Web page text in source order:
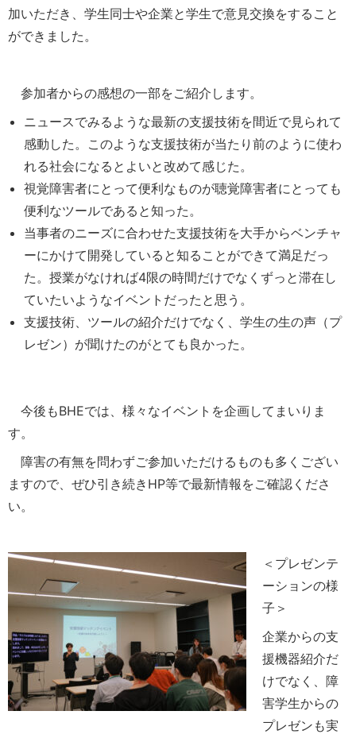
加いただき、学生同士や企業と学生で意見交換をすること
ができました。
参加者からの感想の一部をご紹介します。
ニュースでみるような最新の支援技術を間近で見られて
感動した。このような支援技術が当たり前のように使わ
れる社会になるとよいと改めて感じた。
視覚障害者にとって便利なものが聴覚障害者にとっても
便利なツールであると知った。
当事者のニーズに合わせた支援技術を大手からベンチャ
ーにかけて開発していると知ることができて満足だっ
た。授業がなければ4限の時間だけでなくずっと滞在し
ていたいようなイベントだったと思う。
支援技術、ツールの紹介だけでなく、学生の生の声（プ
レゼン）が聞けたのがとても良かった。
今後もBHEでは、様々なイベントを企画してまいりま
す。
障害の有無を問わずご参加いただけるものも多くござい
ますので、ぜひ引き続きHP等で最新情報をご確認くださ
い。
＜プレゼンテ
ーションの様
子＞
企業からの支
援機器紹介だ
けでなく、障
害学生からの
プレゼンも実